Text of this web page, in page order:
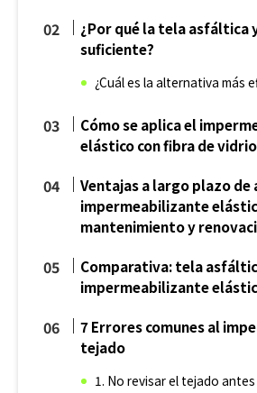
¿Por qué la tela asfáltica
suficiente?
¿Cuál es la alternativa más
Cómo se aplica el
elástico con fibra de vidrio
Ventajas a largo plazo de
impermeabilizante
mantenimiento y
Comparativa: tela
impermeabilizante
7 Errores comunes al
tejado
1. No revisar el tejado